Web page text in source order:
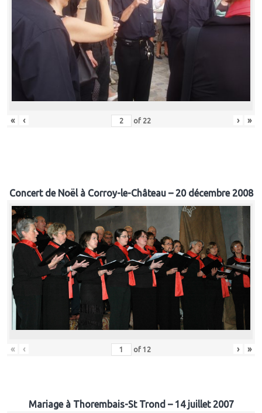
« ‹ of 22 › »
Concert de Noël à Corroy-le-Château – 20 décembre 2008
« ‹ of 12 › »
Mariage à Thorembais-St Trond – 14 juillet 2007